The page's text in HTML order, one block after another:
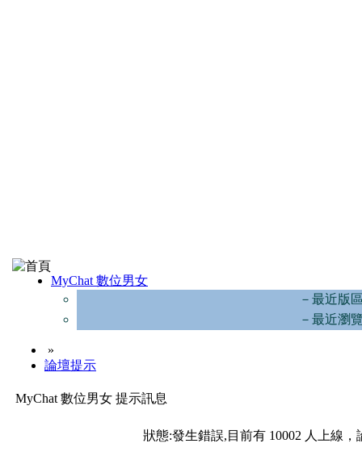
MyChat 數位男女
－最近版
－最近瀏
»
論壇提示
MyChat 數位男女 提示訊息
狀態:發生錯誤,目前有 10002 人上線